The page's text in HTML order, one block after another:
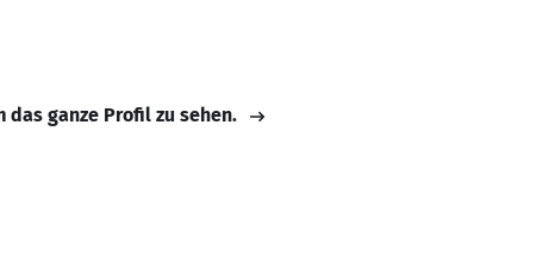
das ganze Profil zu sehen.